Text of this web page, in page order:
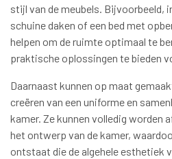
stijl van de meubels. Bijvoorbeeld,
schuine daken of een bed met
helpen om de ruimte optimaal te
praktische oplossingen te bieden
Daarnaast kunnen op maat
creëren van een uniforme en
kamer. Ze kunnen volledig worden
het ontwerp van de kamer,
ontstaat die de algehele esthetiek